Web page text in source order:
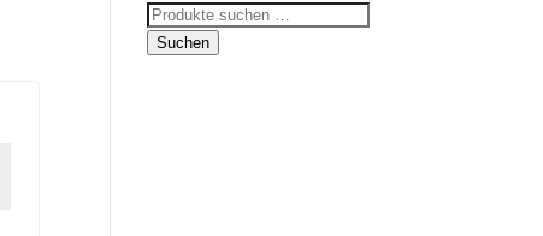
Suchen
nach:
Suchen